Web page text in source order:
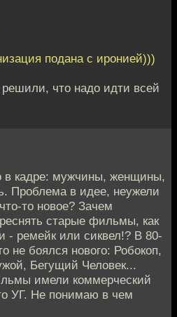
подана с иронией)))
что надо идти всей
в кадре: мужчины, женщины,
Проблема в идее, неужели
то новое? Зачем
старые фильмы, как
- ремейк или сиквел!? В 80-
не боялся нового: Робокоп,
Бегущий Человек...
имели коммерческий
УГ. Не понимаю в чем